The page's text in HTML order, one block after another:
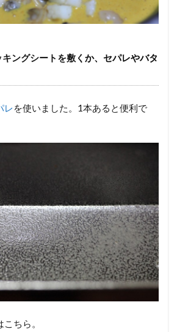
ングシートを敷く か、セパレやバタ
レ を使いました。1本あると便利で
ちら。